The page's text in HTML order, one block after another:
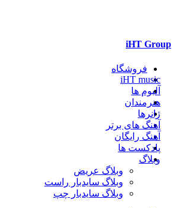
iHT Group
فروشگاه
iHT music
آلبوم ها
هنرمندان
ژانرها
آهنگ های برتر
آهنگ رایگان
پادکست ها
وبلاگ
وبلاگ عریض
وبلاگ سایدبار راست
وبلاگ سایدبار چپ